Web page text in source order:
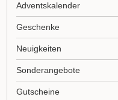
Adventskalender
Geschenke
Neuigkeiten
Sonderangebote
Gutscheine